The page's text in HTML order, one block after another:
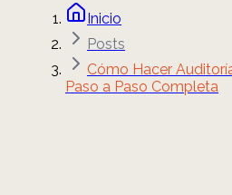
Inicio
Posts
Cómo Hacer
Paso a Paso Completa